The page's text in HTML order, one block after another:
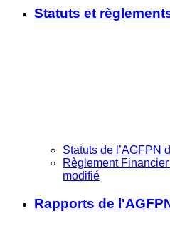
Statuts et
Statuts de l’AGFPN
Règlement
modifié
Rapports de